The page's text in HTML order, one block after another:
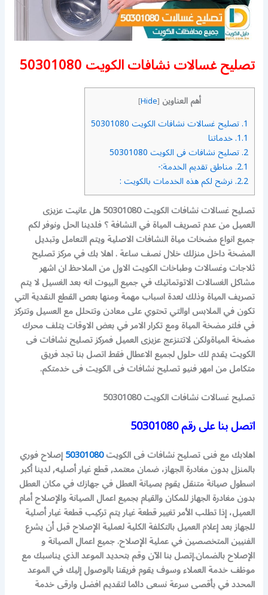
تصليح غسالات نشافات الكويت 50301080
أهم العناوين [
Hide
]
1. تصليح غسالات نشافات الكويت 50301080
1.1. خدماتنا
2. تصليح نشافات فى الكويت 50301080
2.1. مناطق تقديم الخدمة:-
2.2. نرشح لكم هذه الخدمات بالكويت :
تصليح غسالات نشافات الكويت 50301080 هل عانيت عزيزى
العميل من عدم تصريف المياة في النشافة ؟ فلدينا الحل ونوفر لكم
جميع انواع مضخات مياة النشافات الاصلية ويتم التعامل وتبديل
المضخة داخل منزلك خلال نصف ساعة . اهلا بك في مركز تصليح
ثلاجات وغسالات وطباخات الكويت الاول من الملاحظ ان اشهر
مشاكل الغسالات الاتوتماتيك في جميع البيوت انه بعد الغسيل لا يتم
تصريف المياة وذلك لعدة اسباب مهمة ومنها بعص القطع النقدية التي
تكون في الملابس اوالتي تحتوي على معادن وتتحلل مع العسيل وتتركز
في فلتر مضخة المياة ومع تكرار الامر في بعض الاوقات يتلف محرك
مضخة المياةولكن لاتتنزعج عزيزى العميل فمركز تصليح نشافات فى
الكويت يقدم لك حلول لجميع الاعطال فقط اتصل بنا تجد فريق
متكامل من امهر فنيو تصليح نشافات فى الكويت فى خدمتكم.
تصليح غسالات نشافات الكويت 50301080
اتصل بنا على رقم50301080
اهلابك مع فنى تصليح نشافات فى الكويت50301080إصلاح فوري
بالمنزل بدون مغادرة الجهاز، ضمان معتمد, قطع غيار أصليه, لدينا أكبر
اسطول صيانة متنقل يقوم بصيانة العطل في جهازك في مكان العطل
بدون مغادرة الجهاز للمكان والقيام بجميع اعمال الصيانة والإصلاح أمام
العميل، إذا تطلب الأمر تغيير قطعة غيار يتم تركيب قطعة غيار أصلية
للجهاز بعد إعلام العميل بالتكلفة الكلية لعملية الإصلاح قبل أن يشرع
الفنيين المتخصصين في عملية الإصلاح. جميع اعمال الصيانة و
الإصلاح بالضمان.إتصل بنا الآن وقم بتحديد الموعد الذي يناسبك مع
موظف خدمة العملاء وسوف يقوم فريقنا بالوصول إليك في الموعد
المحدد في بأقصى سرعة نسعى دائما لتقديم افضل وارقى خدمة